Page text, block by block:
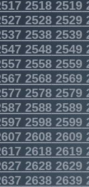
25182519
25282529
25382539
25482549
25582559
25682569
25782579
25882589
25982599
26082609
26182619
26282629
26382639